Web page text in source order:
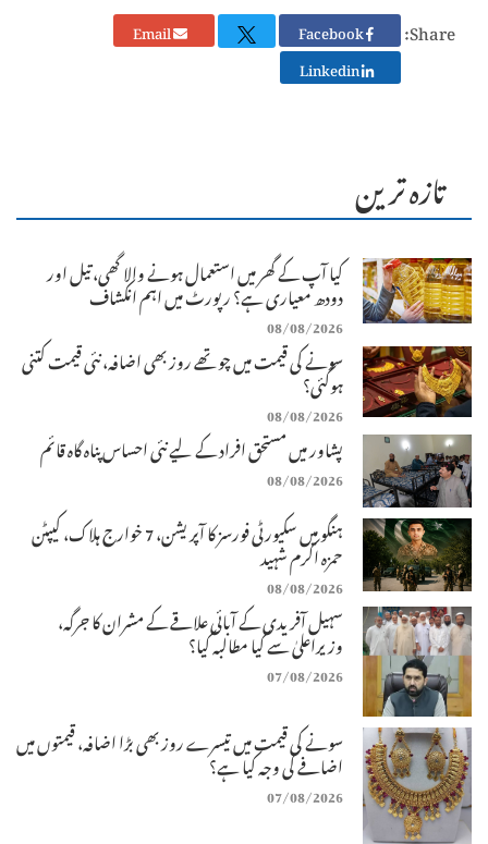
Share:
Email
Linkedin
تازہ ترین
کیا آپ کے گھر میں استعمال ہونے والا گھی، تیل اور
دودھ معیاری ہے؟ رپورٹ میں اہم انکشاف
08/08/2026
سونے کی قیمت میں چوتھے روز بھی اضافہ، نئی قیمت کتنی
ہوگئی؟
08/08/2026
پشاور میں مستحق افراد کے لیے نئی احساس پناہ گاہ قائم
08/08/2026
ہنگو میں سکیورٹی فورسز کا آپریشن، 7 خوارج ہلاک، کیپٹن
حمزہ اکرم شہید
08/08/2026
سہیل آفریدی کے آبائی علاقے کے مشران کا جرگہ،
وزیراعلیٰ سے کیا مطالبہ کیا؟
07/08/2026
سونے کی قیمت میں تیسرے روز بھی بڑا اضافہ، قیمتوں میں
اضافے کی وجہ کیا ہے؟
07/08/2026